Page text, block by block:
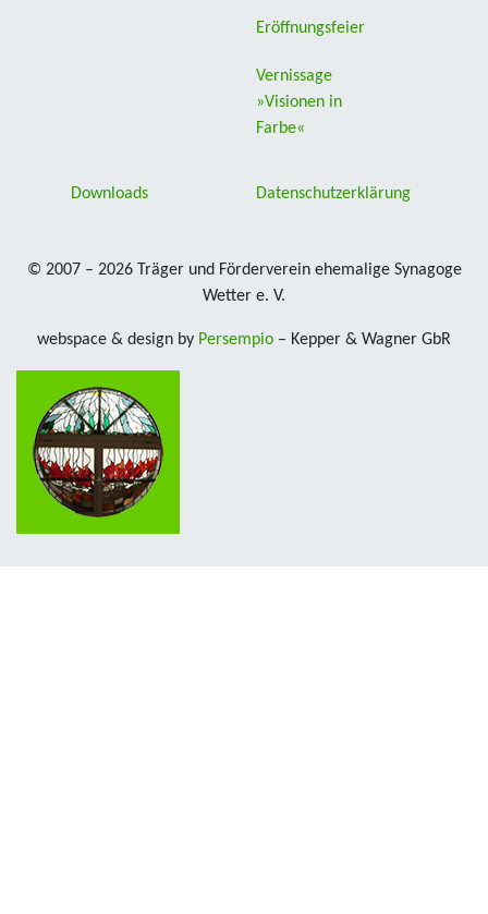
Eröffnungsfeier
Vernissage
»Visionen in
Farbe«
Downloads Datenschutzerklärung
© 2007 – 2026 Träger und Förderverein ehemalige Synagoge
Wetter e. V.
webspace & design by Persempio – Kepper & Wagner GbR